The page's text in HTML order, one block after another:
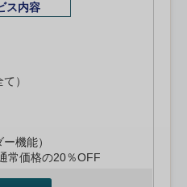
ス内容
）
機能）
常価格の20％OFF